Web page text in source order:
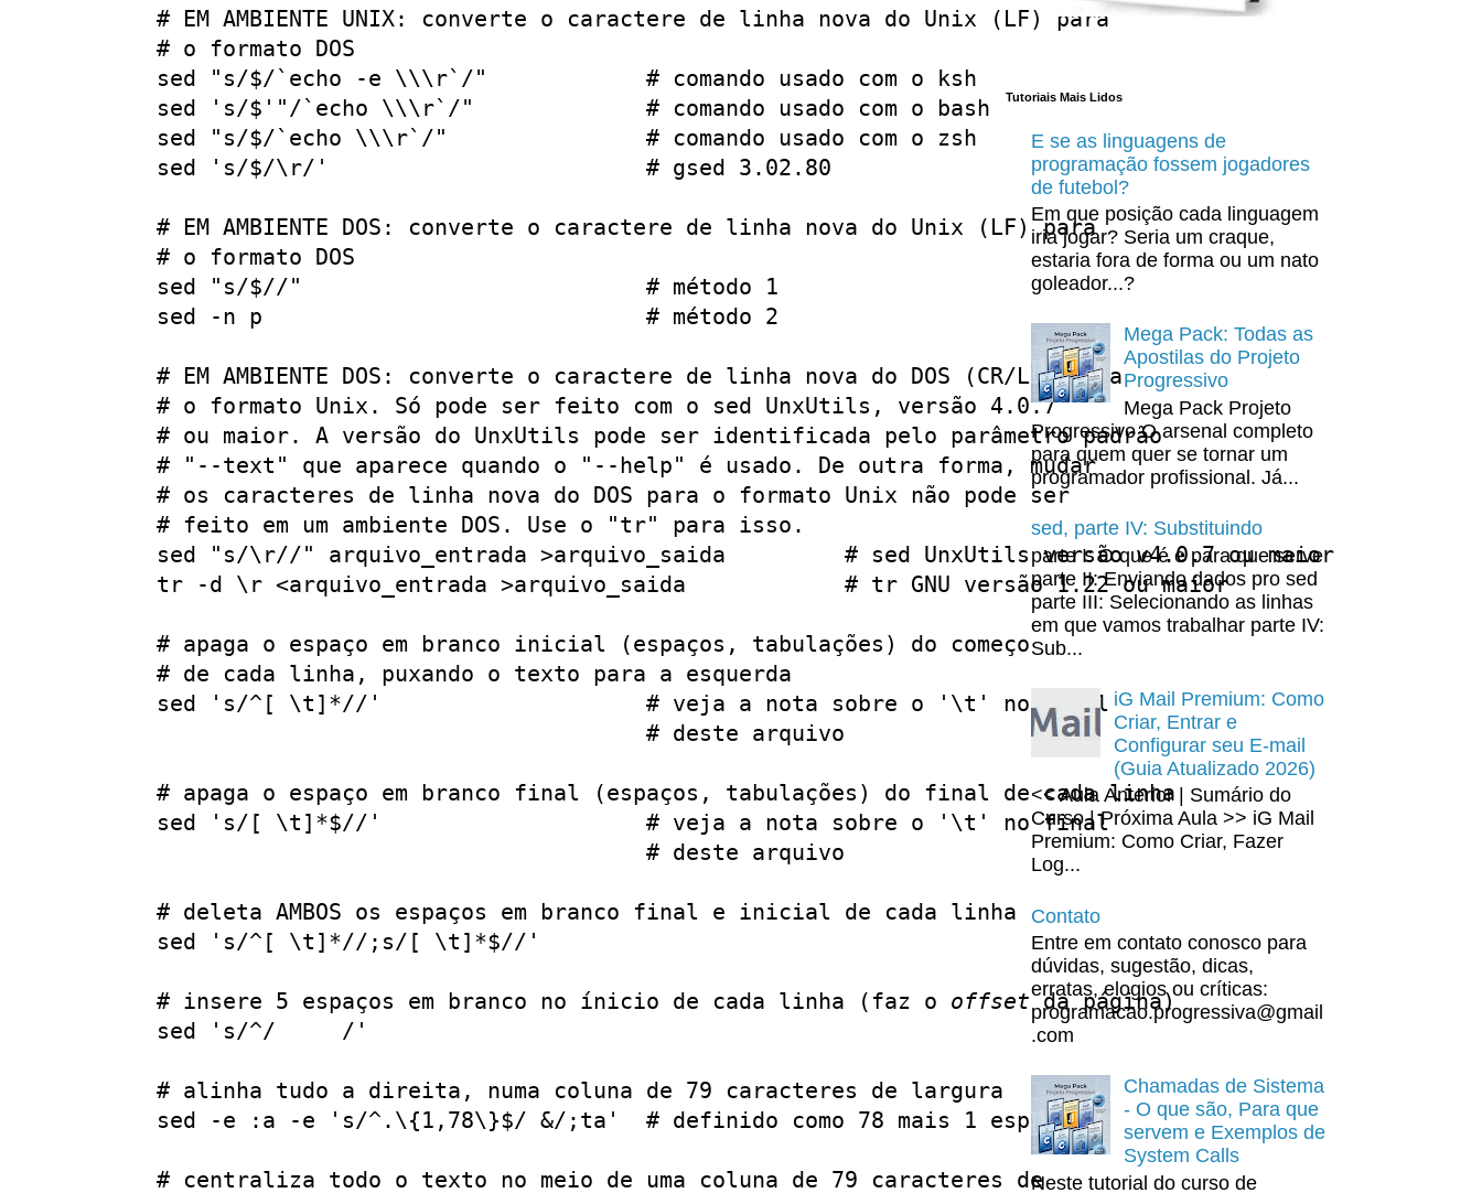
# EM AMBIENTE UNIX: converte o caractere de linha nova do Unix (LF) para
# o formato DOS
sed "s/$/`echo -e \\\r`/"            # comando usado com o ksh
sed 's/$'"/`echo \\\r`/"             # comando usado com o bash
sed "s/$/`echo \\\r`/"               # comando usado com o zsh
sed 's/$/\r/'                        # gsed 3.02.80
# EM AMBIENTE DOS: converte o caractere de linha nova do Unix (LF) para
# o formato DOS
sed "s/$//"                          # método 1
sed -n p                             # método 2
# EM AMBIENTE DOS: converte o caractere de linha nova do DOS (CR/LF) para
# o formato Unix. Só pode ser feito com o sed UnxUtils, versão 4.0.7
# ou maior. A versão do UnxUtils pode ser identificada pelo parâmetro padrão
# "--text" que aparece quando o "--help" é usado. De outra forma, mudar
# os caracteres de linha nova do DOS para o formato Unix não pode ser
# feito em um ambiente DOS. Use o "tr" para isso.
sed "s/\r//" arquivo_entrada >arquivo_saida         # sed UnxUtils versão v4.0.7 ou maior
tr -d \r <arquivo_entrada >arquivo_saida            # tr GNU versão 1.22 ou maior
# apaga o espaço em branco inicial (espaços, tabulações) do começo
# de cada linha, puxando o texto para a esquerda
sed 's/^[ \t]*//'                    # veja a nota sobre o '\t' no final
                                      # deste arquivo
# apaga o espaço em branco final (espaços, tabulações) do final de cada linha
sed 's/[ \t]*$//'                    # veja a nota sobre o '\t' no final
                                      # deste arquivo
# deleta AMBOS os espaços em branco final e inicial de cada linha
sed 's/^[ \t]*//;s/[ \t]*$//'
# insere 5 espaços em branco no ínicio de cada linha (faz o offset da página)
sed 's/^/     /'
# alinha tudo a direita, numa coluna de 79 caracteres de largura
sed -e :a -e 's/^.\{1,78\}$/ &/;ta'  # definido como 78 mais 1 espaço
# centraliza todo o texto no meio de uma coluna de 79 caracteres de
Tutoriais Mais Lidos
E se as linguagens de
programação fossem jogadores
de futebol?
Em que posição cada linguagem
iria jogar? Seria um craque,
estaria fora de forma ou um nato
goleador...?
Mega Pack: Todas as
Apostilas do Projeto
Progressivo
Mega Pack Projeto
Progressivo O arsenal completo
para quem quer se tornar um
programador profissional. Já...
sed, parte IV: Substituindo
parte I: O que é e para que serve
parte II: Enviando dados pro sed
parte III: Selecionando as linhas
em que vamos trabalhar parte IV:
Sub...
iG Mail Premium: Como
Criar, Entrar e
Configurar seu E-mail
(Guia Atualizado 2026)
<< Aula Anterior | Sumário do
Curso | Próxima Aula >> iG Mail
Premium: Como Criar, Fazer
Log...
Contato
Entre em contato conosco para
dúvidas, sugestão, dicas,
erratas, elogios ou críticas:
programacao.progressiva@gmail
.com
Chamadas de Sistema
- O que são, Para que
servem e Exemplos de
System Calls
Neste tutorial do curso de